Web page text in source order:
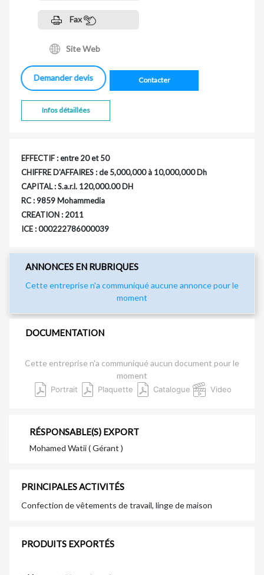
Fax
Site Web
Demander devis Contacter
Infos détaillées
EFFECTIF : entre 20 et 50
CHIFFRE D'AFFAIRES : de 5,000,000 à 10,000,000 Dh
CAPITAL : S.a.r.l. 120,000.00 DH
RC : 9859 Mohammedia
CREATION : 2011
ICE : 000222786000039
ANNONCES EN RUBRIQUES
Cette entreprise n'a communiqué aucune annonce pour le
moment
DOCUMENTATION
Cette entreprise n'a communiqué aucun document pour le
moment
Portrait Plaquette Catalogue Video
RÉSPONSABLE(S) EXPORT
Mohamed Watii ( Gérant )
PRINCIPALES ACTIVITÉS
Confection de vêtements de travail, linge de maison
PRODUITS EXPORTÉS